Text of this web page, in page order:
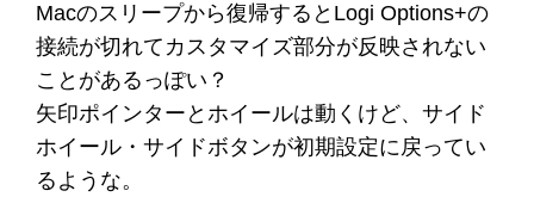
Macのスリープから復帰するとLogi Options+の
接続が切れてカスタマイズ部分が反映されない
ことがあるっぽい？
矢印ポインターとホイールは動くけど、サイド
ホイール・サイドボタンが初期設定に戻ってい
るような。